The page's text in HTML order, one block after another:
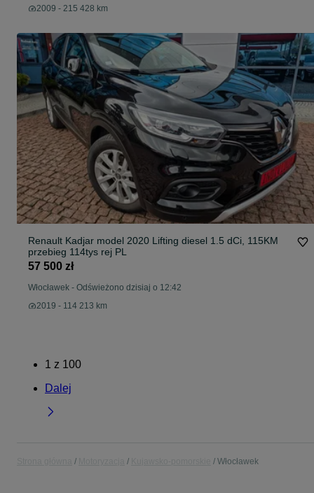
2009 - 215 428 km
Renault Kadjar model 2020 Lifting diesel 1.5 dCi, 115KM
przebieg 114tys rej PL
57 500 zł
Włocławek - Odświeżono dzisiaj o 12:42
2019 - 114 213 km
1 z 100
Dalej
Włocławek